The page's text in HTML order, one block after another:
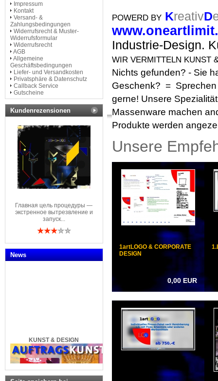
POWERD BY KreativD
Industrie-Design.
WIR VERMITTELN KUNST
Nichts gefunden? - Sie
Geschenk? =
gerne! Unsere
Massenware machen
Produkte werden
Unsere
1artLOGO & CORPORATE
DESIGN
0,00 EUR
Impressum
Kontakt
Versand- &
Zahlungsbedingungen
Widerrufsrecht & Muster-
Widerrufsformular
Widerrufsrecht
AGB
Allgemeine
Geschäftsbedingungen
Liefer- und Versandkosten
Privatsphäre & Datenschutz
Callback Service
Gutscheine
Kundenrezensionen
Главная цель процедуры —
экстренное вытрезвление и
запуск...
News